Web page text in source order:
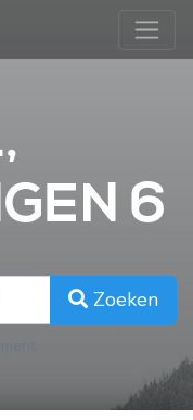
6
Zoeken